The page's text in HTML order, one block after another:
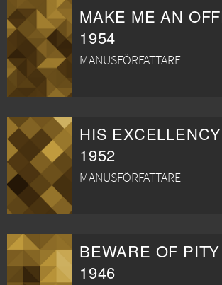
MAKE ME AN
1954
MANUSFÖRFATTARE
HIS EXCELLENCY
1952
MANUSFÖRFATTARE
BEWARE OF PITY
1946